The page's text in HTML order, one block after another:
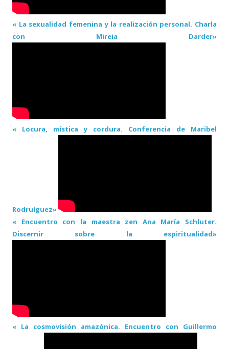
« La sexualidad femenina y la realización personal. Charla
con Mireia Darder»
« Locura, mística y cordura. Conferencia de Maribel
Rodruíguez»
« Encuentro con la maestra zen Ana María Schluter.
Discernir sobre la espiritualidad»
« La cosmovisión amazónica. Encuentro con Guillermo